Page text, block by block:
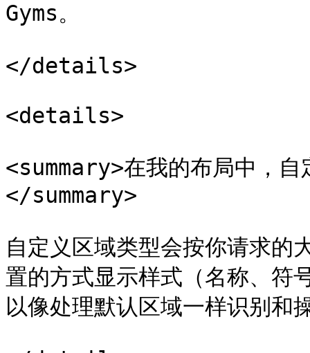
Gyms。
</details>
<details>
<summary>在我的布局中，
</summary>
自定义区域类型会按你请求的
置的方式显示样式（名称、符
以像处理默认区域一样识别和